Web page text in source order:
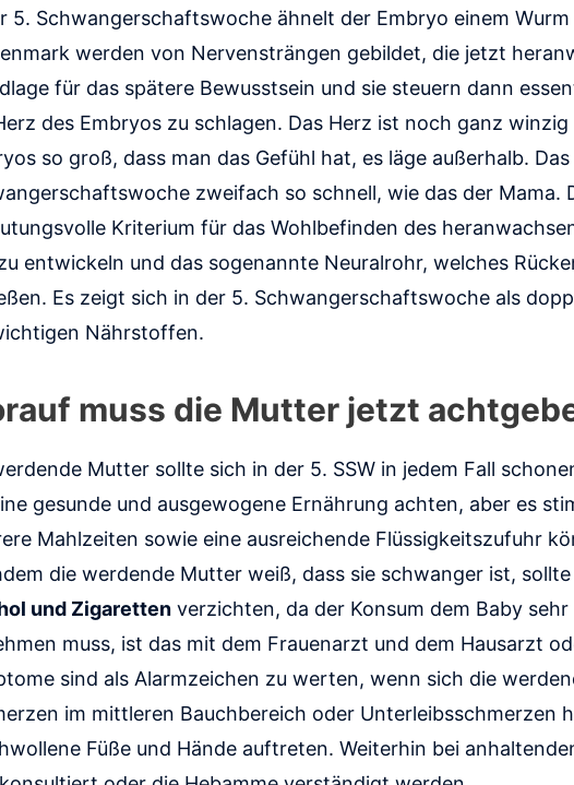
5. Schwangerschaftswoche ähnelt der Embryo einem
werden von Nervensträngen gebildet, die jetzt
für das spätere Bewusstsein und sie steuern dann
des Embryos zu schlagen. Das Herz ist noch ganz
so groß, dass man das Gefühl hat, es läge außerhalb.
zweifach so schnell, wie das der Mama.
Kriterium für das Wohlbefinden des
entwickeln und das sogenannte Neuralrohr, welches
Es zeigt sich in der 5. Schwangerschaftswoche als
Nährstoffen.
muss die Mutter jetzt
Mutter sollte sich in der 5. SSW in jedem Fall
gesunde und ausgewogene Ernährung achten, aber es
Mahlzeiten sowie eine ausreichende Flüssigkeitszufuhr
die werdende Mutter weiß, dass sie schwanger ist,
und Zigaretten verzichten, da der Konsum dem Baby
muss, ist das mit dem Frauenarzt und dem Hausarzt
sind als Alarmzeichen zu werten, wenn sich die
im mittleren Bauchbereich oder Unterleibsschmerzen
Füße und Hände auftreten. Weiterhin bei